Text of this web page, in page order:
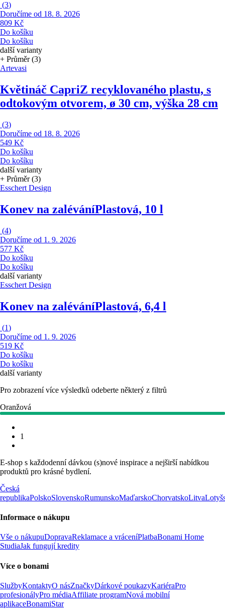
(3)
Doručíme od 18. 8. 2026
809 Kč
Do košíku
Do košíku
další varianty
+ Průměr (3)
Artevasi
Květináč CapriZ recyklovaného plastu, s
odtokovým otvorem, ø 30 cm, výška 28 cm
(3)
Doručíme od 18. 8. 2026
549 Kč
Do košíku
Do košíku
další varianty
+ Průměr (3)
Esschert Design
Konev na zaléváníPlastová, 10 l
(4)
Doručíme od 1. 9. 2026
577 Kč
Do košíku
Do košíku
další varianty
Esschert Design
Konev na zaléváníPlastová, 6,4 l
(1)
Doručíme od 1. 9. 2026
519 Kč
Do košíku
Do košíku
další varianty
Pro zobrazení více výsledků odeberte některý z filtrů
Oranžová
1
E-shop s každodenní dávkou (s)nové inspirace a nejširší nabídkou
produktů pro krásné bydlení.
Česká
republikaPolskoSlovenskoRumunskoMaďarskoChorvatskoLitva
Informace o nákupu
Vše o nákupuDopravaReklamace a vráceníPlatbaBonami Home
StudiaJak fungují kredity
Více o bonami
SlužbyKontaktyO násZnačkyDárkové poukazyKariéraPro
profesionályPro médiaAffiliate programNová mobilní
aplikaceBonamiStar